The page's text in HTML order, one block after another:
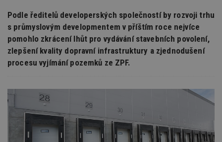
Podle ředitelů developerských společností by rozvoji trhu
s průmyslovým developmentem v příštím roce nejvíce
pomohlo zkrácení lhůt pro vydávání stavebních povolení,
zlepšení kvality dopravní infrastruktury a zjednodušení
procesu vyjímání pozemků ze ZPF.